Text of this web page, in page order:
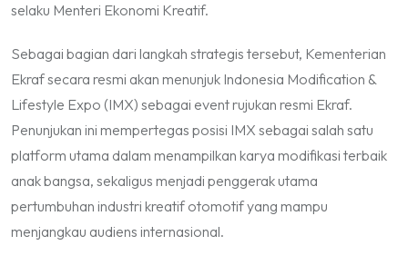
selaku Menteri Ekonomi Kreatif.
Sebagai bagian dari langkah strategis tersebut, Kementerian
Ekraf secara resmi akan menunjuk Indonesia Modification &
Lifestyle Expo (IMX) sebagai event rujukan resmi Ekraf.
Penunjukan ini mempertegas posisi IMX sebagai salah satu
platform utama dalam menampilkan karya modifikasi terbaik
anak bangsa, sekaligus menjadi penggerak utama
pertumbuhan industri kreatif otomotif yang mampu
menjangkau audiens internasional.